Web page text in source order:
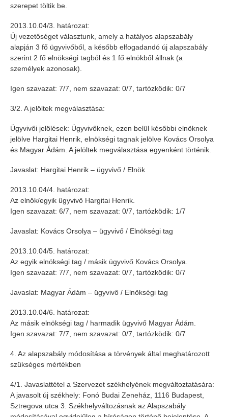
szerepet töltik be.
2013.10.04/3. határozat:
Új vezetőséget választunk, amely a hatályos alapszabály
alapján 3 fő ügyvivőből, a később elfogadandó új alapszabály
szerint 2 fő elnökségi tagból és 1 fő elnökből állnak (a
személyek azonosak).
Igen szavazat: 7/7, nem szavazat: 0/7, tartózködik: 0/7
3/2. A jelöltek megválasztása:
Ügyvivői jelölések: Ügyvivőknek, ezen belül későbbi elnöknek
jelölve Hargitai Henrik, elnökségi tagnak jelölve Kovács Orsolya
és Magyar Ádám. A jelöltek megválasztása egyenként történik.
Javaslat: Hargitai Henrik – ügyvivő / Elnök
2013.10.04/4. határozat:
Az elnök/egyik ügyvivő Hargitai Henrik.
Igen szavazat: 6/7, nem szavazat: 0/7, tartózködik: 1/7
Javaslat: Kovács Orsolya – ügyvivő / Elnökségi tag
2013.10.04/5. határozat:
Az egyik elnökségi tag / másik ügyvivő Kovács Orsolya.
Igen szavazat: 7/7, nem szavazat: 0/7, tartózködik: 0/7
Javaslat: Magyar Ádám – ügyvivő / Elnökségi tag
2013.10.04/6. határozat:
Az másik elnökségi tag / harmadik ügyvivő Magyar Ádám.
Igen szavazat: 7/7, nem szavazat: 0/7, tartózködik: 0/7
4. Az alapszabály módosítása a törvények által meghatározott
szükséges mértékben
4/1. Javaslattétel a Szervezet székhelyének megváltoztatására:
A javasolt új székhely: Fonó Budai Zeneház, 1116 Budapest,
Sztregova utca 3. Székhelyváltozásnak az Alapszabály